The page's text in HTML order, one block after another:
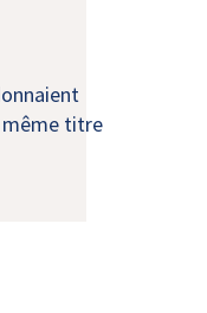
même titre